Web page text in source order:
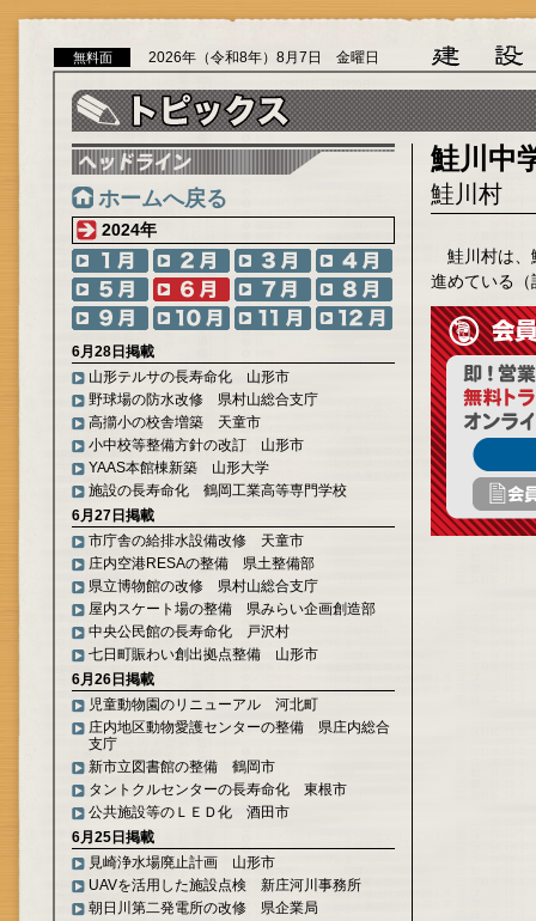
無料面 2026年（令和8年）8月7日 金曜日
ホームへ戻る
2024年
6月28日掲載
山形テルサの長寿命化 山形市
野球場の防水改修 県村山総合支庁
高擶小の校舎増築 天童市
小中校等整備方針の改訂 山形市
YAAS本館棟新築 山形大学
施設の長寿命化 鶴岡工業高等専門学校
6月27日掲載
市庁舎の給排水設備改修 天童市
庄内空港RESAの整備 県土整備部
県立博物館の改修 県村山総合支庁
屋内スケート場の整備 県みらい企画創造部
中央公民館の長寿命化 戸沢村
七日町賑わい創出拠点整備 山形市
6月26日掲載
児童動物園のリニューアル 河北町
庄内地区動物愛護センターの整備 県庄内総合
支庁
新市立図書館の整備 鶴岡市
タントクルセンターの長寿命化 東根市
公共施設等のＬＥＤ化 酒田市
6月25日掲載
見崎浄水場廃止計画 山形市
UAVを活用した施設点検 新庄河川事務所
朝日川第二発電所の改修 県企業局
鮭川中
鮭川村
鮭川村は、
進めている